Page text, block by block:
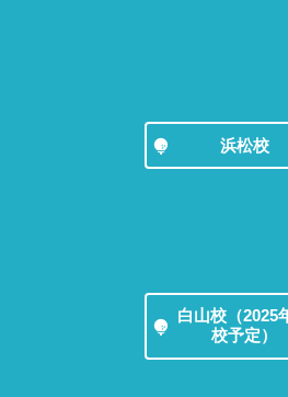
浜松校
白山校（2025
校予定）